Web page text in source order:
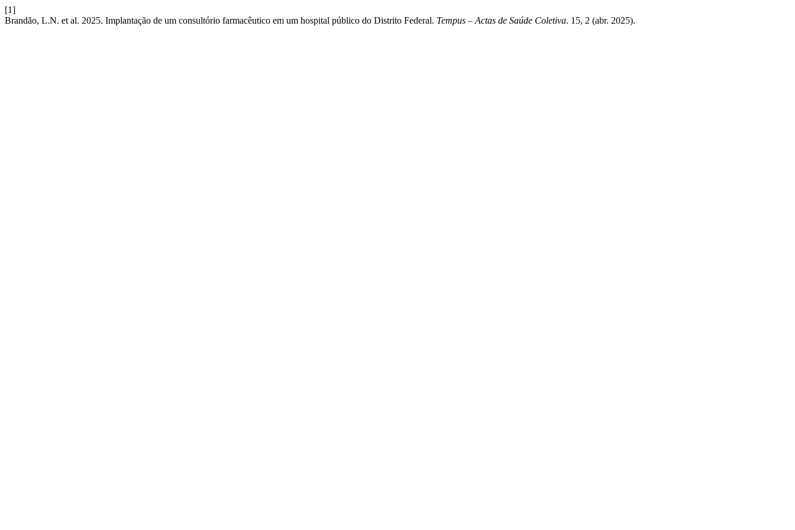
[1]
Brandão, L.N. et al. 2025. Implantação de um consultório farmacêutico em um hospital público do Distrito Federal. Tempus – Actas de Saúde Coletiva. 15, 2 (abr. 2025).